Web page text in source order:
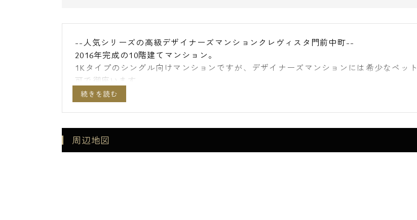
--人気シリーズの高級デザイナーズマンションクレヴィスタ門前中町--
2016年完成の10階建てマンション。
1Kタイプのシングル向けマンションですが、デザイナーズマンションには希少なペット
可で御座います。
今後ペットを飼う予定、現在飼われている方にお勧めです。
徒歩圏内には門前仲町駅、水天宮前駅、茅場町駅があり複数路線利用可能で交通アクセ
オートロックや玄関扉が電子キータイプになり、鍵をバッグやポケットに入れたままド
アを開けることが出来ます。
周辺地図